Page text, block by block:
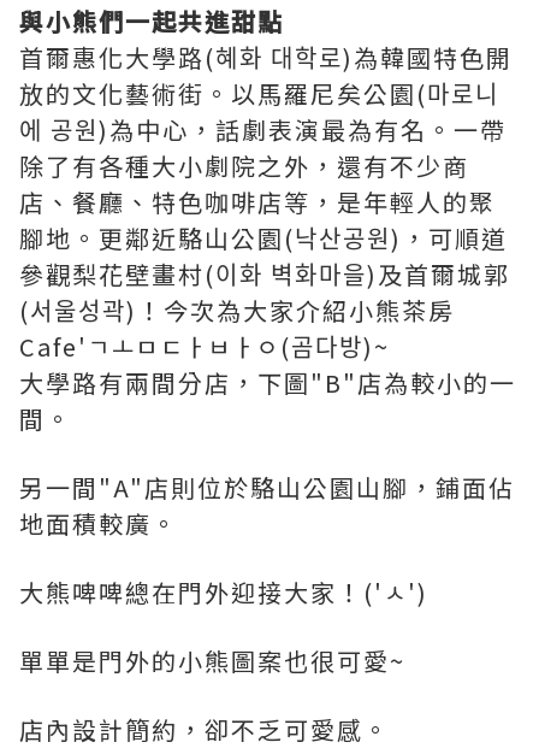
與小熊們一起共進甜點
首爾惠化大學路(혜화 대학로)為韓國特色開
放的文化藝術街。以馬羅尼矣公園(마로니
에 공원)為中心，話劇表演最為有名。一帶
除了有各種大小劇院之外，還有不少商
店、餐廳、特色咖啡店等，是年輕人的聚
腳地。更鄰近駱山公園(낙산공원)，可順道
參觀梨花壁畫村(이화 벽화마을)及首爾城郭
(서울성곽)！今次為大家介紹小熊茶房
Cafe'ㄱㅗㅁㄷㅏㅂㅏㅇ(곰다방)~
大學路有兩間分店，下圖"B"店為較小的一
間。
另一間"A"店則位於駱山公園山腳，鋪面佔
地面積較廣。
大熊啤啤總在門外迎接大家！('ㅅ')
單單是門外的小熊圖案也很可愛~
店內設計簡約，卻不乏可愛感。